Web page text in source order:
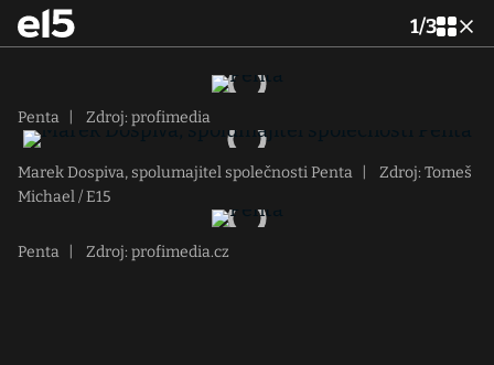
1/3
Penta Zdroj: profimedia
Marek Dospiva, spolumajitel společnosti Penta
Zdroj: Tomeš
Michael / E15
Penta Zdroj: profimedia.cz